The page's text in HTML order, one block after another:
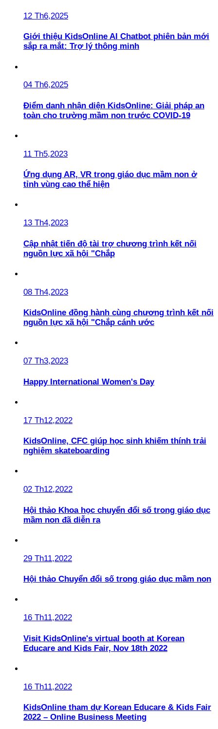
12 Th6,2025
Giới thiệu KidsOnline AI Chatbot phiên bản mới
sắp ra mắt: Trợ lý thông minh
04 Th6,2025
Điểm danh nhận diện KidsOnline: Giải pháp an
toàn cho trường mầm non trước COVID-19
11 Th5,2023
Ứng dụng AR, VR trong giáo dục mầm non ở
tỉnh vùng cao thể hiện
13 Th4,2023
Cập nhật tiến độ tài trợ chương trình kết nối
nguồn lực xã hội "Chắp
08 Th4,2023
KidsOnline đồng hành cùng chương trình kết nối
nguồn lực xã hội "Chắp cánh ước
07 Th3,2023
Happy International Women's Day
17 Th12,2022
KidsOnline, CFC giúp học sinh khiếm thính trải
nghiệm skateboarding
02 Th12,2022
Hội thảo Khoa học chuyển đổi số trong giáo dục
mầm non đã diễn ra
29 Th11,2022
Hội thảo Chuyển đổi số trong giáo dục mầm non
16 Th11,2022
Visit KidsOnline's virtual booth at Korean
Educare and Kids Fair, Nov 18th 2022
16 Th11,2022
KidsOnline tham dự Korean Educare & Kids Fair
2022 – Online Business Meeting